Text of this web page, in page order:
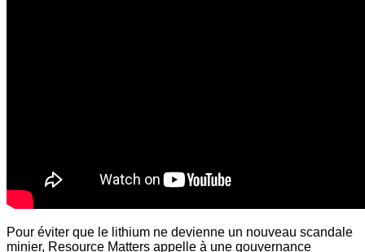
Pour éviter que le lithium ne devienne un nouveau scandale
minier, Resource Matters appelle à une gouvernance